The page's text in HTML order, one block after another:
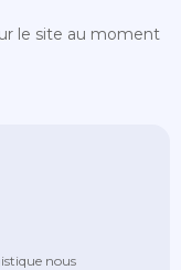
le site au moment
nous